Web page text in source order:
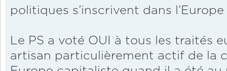
politiques s’inscrivent dans
Le PS a voté OUI à tous les traités
artisan particulièrement actif de la